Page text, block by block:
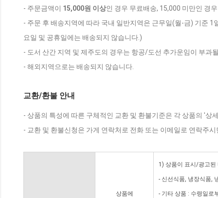
- 주문금액이 15,000원 이상인 경우 무료배송, 15,000 미만인 경
- 주문 후 배송지역에 따라 국내 일반지역은 근무일(월-금) 기준
요일 및 공휴일에는 배송되지 않습니다.)
- 도서 산간 지역 및 제주도의 경우는 항공/도선 추가운임이 부과
- 해외지역으로는 배송되지 않습니다.
교환/환불 안내
- 상품의 특성에 따른 구체적인 교환 및 환불기준은 각 상품의 '상
- 교환 및 환불신청은 가게 연락처로 전화 또는 이메일로 연락주
상품에
1) 상품이 표시/광고된
- 신선식품, 냉장식품,
- 기타 상품 : 수령일로